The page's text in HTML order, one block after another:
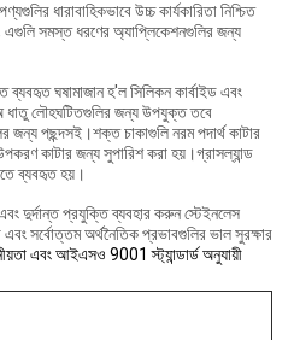
ধারাবাহিকভাবে উচ্চ কার্যকারিতা নিশ্চিত
এগুলি সমস্ত ধরণের অ্যাপ্লিকেশনগুলির জন্য
ব্যবহৃত ঘষামাজান হ'ল সিলিকন কার্বাইড এবং
অ ধাতু লৌহঘটিতগুলির জন্য উপযুক্ত তবে
জন্য পছন্দসই।শক্ত চাকাগুলি নরম পদার্থ কাটার
কাটার জন্য সুপারিশ করা হয়।গ্রাসল্যান্ড
ব্যবহৃত হয়।
দুর্দান্ত প্রযুক্তি ব্যবহার করুন স্টেইনলেস
সর্বোত্তম অর্থনৈতিক প্রভাবগুলির ভাল সুরক্ষার
এবং আইএসও 9001 স্ট্যান্ডার্ড অনুযায়ী